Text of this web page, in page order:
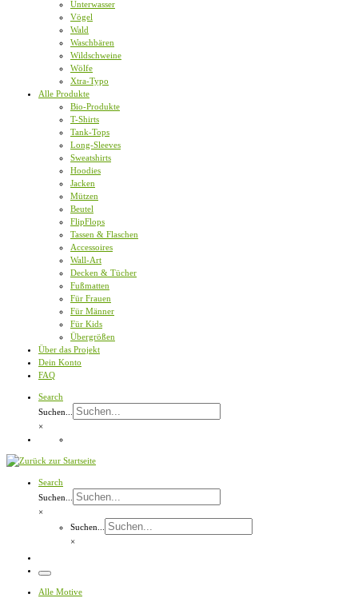
Unterwasser
Vögel
Wald
Waschbären
Wildschweine
Wölfe
Xtra-Typo
Alle Produkte
Bio-Produkte
T-Shirts
Tank-Tops
Long-Sleeves
Sweatshirts
Hoodies
Jacken
Mützen
Beutel
FlipFlops
Tassen & Flaschen
Accessoires
Wall-Art
Decken & Tücher
Fußmatten
Für Frauen
Für Männer
Für Kids
Übergrößen
Über das Projekt
Dein Konto
FAQ
Search
Suchen...
×
Search
Suchen...
×
Suchen...
×
Menü
Alle Motive